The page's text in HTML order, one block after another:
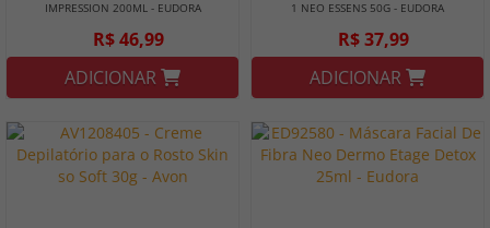
IMPRESSION 200ML - EUDORA
R$ 46,99
ADICIONAR
1 NEO ESSENS 50G - EUDORA
R$ 37,99
ADICIONAR